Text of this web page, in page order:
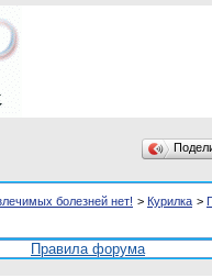
болезней нет! > Курилка >
Правила форума